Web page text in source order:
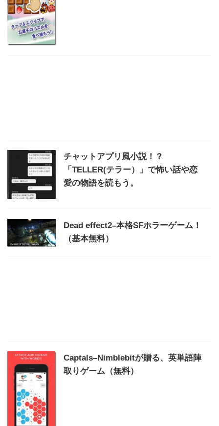
チャットアプリ風小説！？
「TELLER(テラー）」で怖い話や恋
愛の物語を読もう。
Dead effect2–本格SFホラーゲーム！
（基本無料）
Captals–Nimblebitが贈る、英単語陣
取りゲーム（無料）